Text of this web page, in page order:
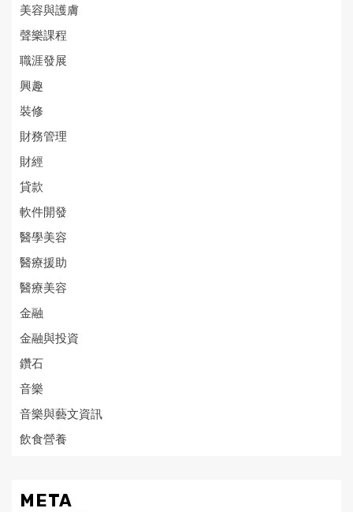
美容與護膚
聲樂課程
職涯發展
興趣
裝修
財務管理
財經
貸款
軟件開發
醫學美容
醫療援助
醫療美容
金融
金融與投資
鑽石
音樂
音樂與藝文資訊
飲食營養
META